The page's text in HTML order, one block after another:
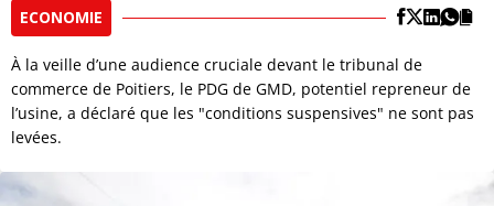
ECONOMIE
À la veille d’une audience cruciale devant le tribunal de
commerce de Poitiers, le PDG de GMD, potentiel repreneur de
l’usine, a déclaré que les "conditions suspensives" ne sont pas
levées.